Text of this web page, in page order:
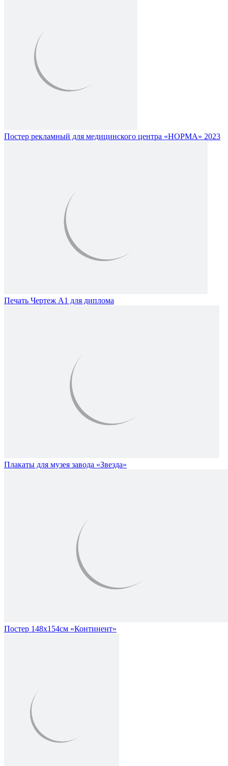
Постер рекламный для медицинского центра «НОРМА» 2023
Печать Чертеж А1 для диплома
Плакаты для музея завода «Звезда»
Постер 148х154см «Континент»